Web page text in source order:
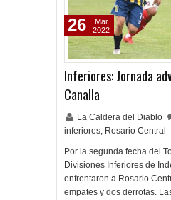
Inferiores: Jornada
Canalla
La Caldera del Diablo
inferiores, Rosario Central
Por la segunda fecha del
Divisiones Inferiores de
enfrentaron a Rosario
empates y dos derrotas.
26
Mar
2022